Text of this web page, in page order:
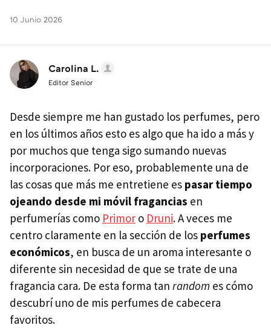
10 Junio 2026
Carolina L.
Editor Senior
Desde siempre me han gustado los perfumes, pero
en los últimos años esto es algo que ha ido a más y
por muchos que tenga sigo sumando nuevas
incorporaciones. Por eso, probablemente una de
las cosas que más me entretiene es pasar tiempo
ojeando desde mi móvil fragancias en
perfumerías como Primor o Druni. A veces me
centro claramente en la sección de los perfumes
económicos, en busca de un aroma interesante o
diferente sin necesidad de que se trate de una
fragancia cara. De esta forma tan random es cómo
descubrí uno de mis perfumes de cabecera
favoritos.